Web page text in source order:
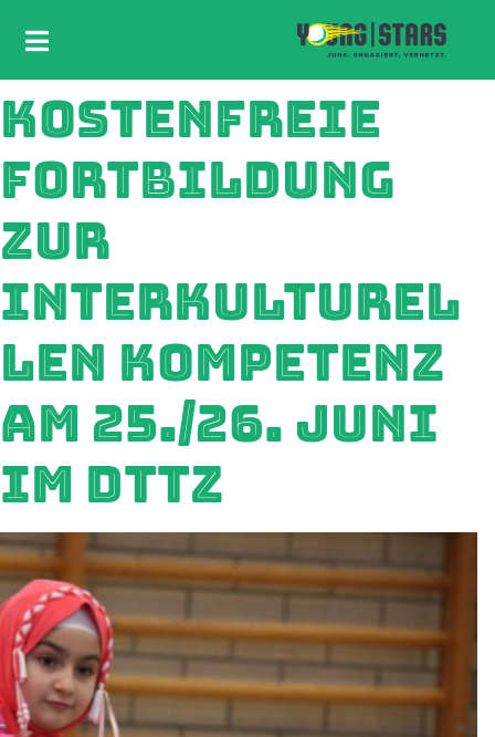
KOSTENFREIE
FORTBILDUNG
ZUR
INTERKULTUREL
LEN KOMPETENZ
AM 25./26. JUNI
IM DTTZ